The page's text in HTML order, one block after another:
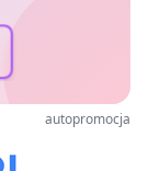
autopromocja